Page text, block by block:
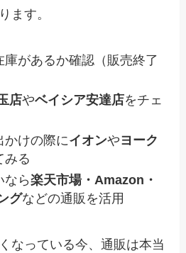
ます。
庫があるか確認（販売終了
店やベイシア安達店をチェ
かけの際にイオンやヨーク
みる
なら楽天市場・Amazon・
グなどの通販を活用
なっている今、通販は本当